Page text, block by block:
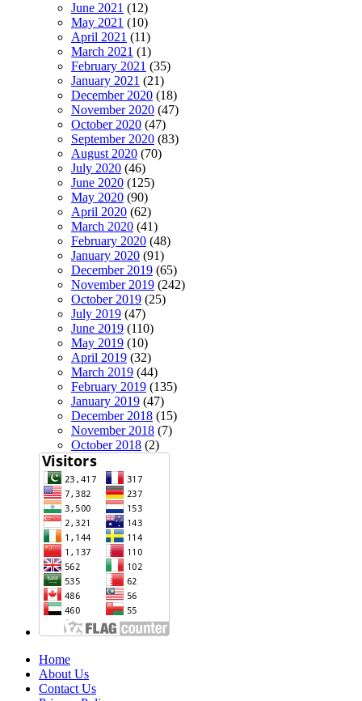
June 2021 (12)
May 2021 (10)
April 2021 (11)
March 2021 (1)
February 2021 (35)
January 2021 (21)
December 2020 (18)
November 2020 (47)
October 2020 (47)
September 2020 (83)
August 2020 (70)
July 2020 (46)
June 2020 (125)
May 2020 (90)
April 2020 (62)
March 2020 (41)
February 2020 (48)
January 2020 (91)
December 2019 (65)
November 2019 (242)
October 2019 (25)
July 2019 (47)
June 2019 (110)
May 2019 (10)
April 2019 (32)
March 2019 (44)
February 2019 (135)
January 2019 (47)
December 2018 (15)
November 2018 (7)
October 2018 (2)
Home
About Us
Contact Us